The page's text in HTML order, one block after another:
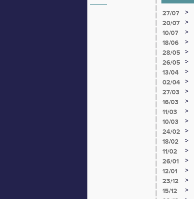
27/07 >
20/07 >
10/07 >
18/06
>
28/05
>
26/05
>
13/04
>
02/04
>
27/03
>
16/03 >
11/03
>
10/03
>
24/02
>
18/02 >
11/02 >
26/01
>
12/01 >
23/12
>
15/12
>